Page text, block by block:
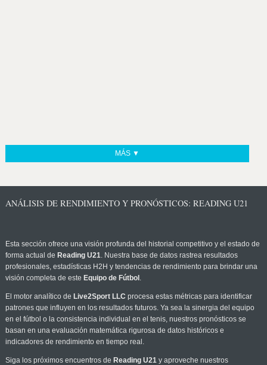
MÁS ▼
ANÁLISIS DE RENDIMIENTO Y PRONÓSTICOS: READING U21
Esta sección ofrece una visión profunda del historial competitivo y el estado de
forma actual de Reading U21. Nuestra base de datos rastrea resultados
profesionales, estadísticas H2H y tendencias de rendimiento para brindar una
visión completa de este Equipo de Fútbol .
El motor analítico de Live2Sport LLC procesa estas métricas para identificar
patrones que influyen en los resultados futuros. Ya sea la sinergia del equipo
en el fútbol o la consistencia individual en el tenis, nuestros pronósticos se
basan en una evaluación matemática rigurosa de datos históricos e
indicadores de rendimiento en tiempo real.
Siga los próximos encuentros de Reading U21y aproveche nuestros